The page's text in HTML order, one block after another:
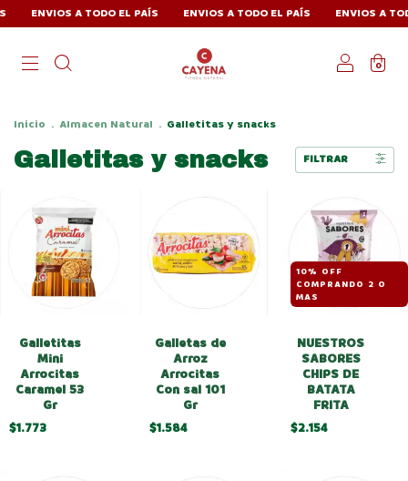
ENVIOS A TODO EL PAÍS ENVIOS A TODO EL PAÍS ENVIOS A TODO
0
Inicio . Almacen Natural . Galletitas y snacks
Galletitas y snacks FILTRAR
Galletitas
Mini
Arrocitas
Caramel 53
Gr
$1.773
Galletas de
Arroz
Arrocitas
Con sal 101
Gr
$1.584
10% OFF
COMPRANDO 2 O
MAS
NUESTROS
SABORES
CHIPS DE
BATATA
FRITA
$2.154